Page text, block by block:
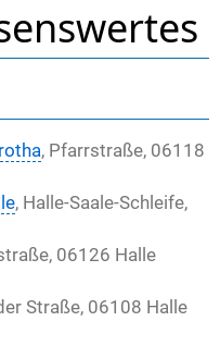
, Pfarrstraße, 06118
, Halle-Saale-Schleife,
06126 Halle
Straße, 06108 Halle